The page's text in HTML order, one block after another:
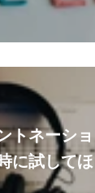
トネーシ
に試して